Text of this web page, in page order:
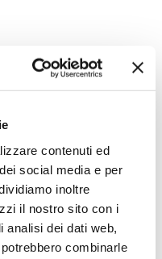
contenuti ed
social media e per
inoltre
il nostro sito con i
dei dati web,
combinarle
Lo
e il resto dei
son..